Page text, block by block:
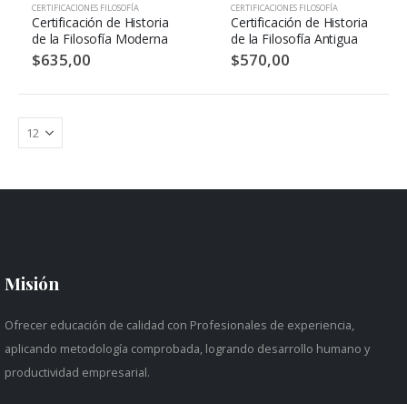
CERTIFICACIONES FILOSOFÍA
Certificación de Historia
de la Filosofía Moderna
$635,00
CERTIFICACIONES FILOSOFÍA
Certificación de Historia
de la Filosofía Antigua
$570,00
Misión
Ofrecer educación de calidad con Profesionales de experiencia,
aplicando metodología comprobada, logrando desarrollo humano y
productividad empresarial.